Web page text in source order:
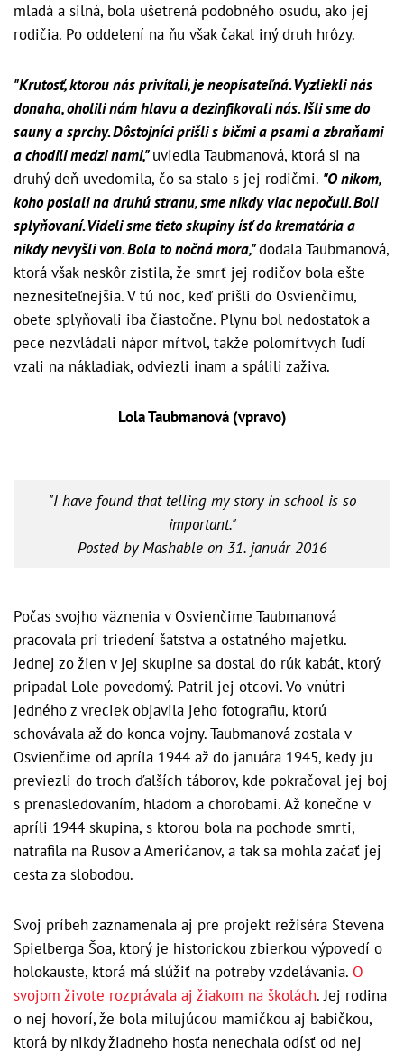
mladá a silná, bola ušetrená podobného osudu, ako jej
rodičia. Po oddelení na ňu však čakal iný druh hrôzy.
"Krutosť, ktorou nás privítali, je neopísateľná. Vyzliekli nás
donaha, oholili nám hlavu a dezinfikovali nás. Išli sme do
sauny a sprchy. Dôstojníci prišli s bičmi a psami a zbraňami
a chodili medzi nami,"uviedla Taubmanová, ktorá si na
druhý deň uvedomila, čo sa stalo s jej rodičmi. "O nikom,
koho poslali na druhú stranu, sme nikdy viac nepočuli. Boli
splyňovaní. Videli sme tieto skupiny ísť do krematória a
nikdy nevyšli von. Bola to nočná mora,"dodala Taubmanová,
ktorá však neskôr zistila, že smrť jej rodičov bola ešte
neznesiteľnejšia. V tú noc, keď prišli do Osvienčimu,
obete splyňovali iba čiastočne. Plynu bol nedostatok a
pece nezvládali nápor mŕtvol, takže polomŕtvych ľudí
vzali na nákladiak, odviezli inam a spálili zaživa.
Lola Taubmanová (vpravo)
"I have found that telling my story in school is so
important."
Posted byMashableon 31. január 2016
Počas svojho väznenia v Osvienčime Taubmanová
pracovala pri triedení šatstva a ostatného majetku.
Jednej zo žien v jej skupine sa dostal do rúk kabát, ktorý
pripadal Lole povedomý. Patril jej otcovi. Vo vnútri
jedného z vreciek objavila jeho fotografiu, ktorú
schovávala až do konca vojny. Taubmanová zostala v
Osvienčime od apríla 1944 až do januára 1945, kedy ju
previezli do troch ďalších táborov, kde pokračoval jej boj
s prenasledovaním, hladom a chorobami. Až konečne v
apríli 1944 skupina, s ktorou bola na pochode smrti,
natrafila na Rusov a Američanov, a tak sa mohla začať jej
cesta za slobodou.
Svoj príbeh zaznamenala aj pre projekt režiséra Stevena
Spielberga Šoa, ktorý je historickou zbierkou výpovedí o
holokauste, ktorá má slúžiť na potreby vzdelávania. O
svojom živote rozprávala aj žiakom na školách. Jej rodina
o nej hovorí, že bola milujúcou mamičkou aj babičkou,
ktorá by nikdy žiadneho hosťa nenechala odísť od nej